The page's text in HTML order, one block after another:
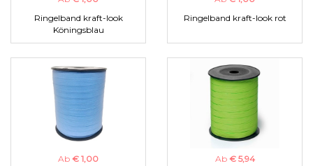
Ringelband kraft-look
Köningsblau
Ringelband kraft-look rot
Ab € 1,00 Ab € 5,94